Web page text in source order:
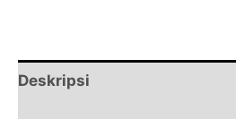
Deskripsi